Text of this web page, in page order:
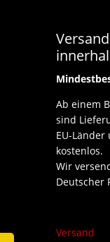
Ab einem
sind
EU-Länder
kostenlos.
Wir
Deutscher
Versand